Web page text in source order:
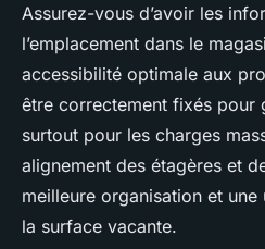
Assurez-vous d’avoir les
l’emplacement dans le
accessibilité optimale aux
être correctement fixés pour
surtout pour les charges
alignement des étagères et
meilleure organisation et
la surface vacante.